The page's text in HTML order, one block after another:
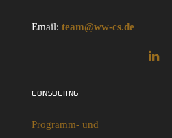
Email: team@ww-cs.de
CONSULTING
Programm- und